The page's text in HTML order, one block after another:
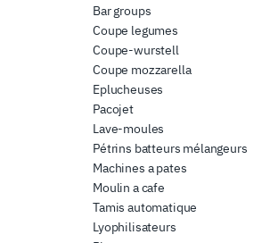
Bar groups
Coupe legumes
Coupe-wurstell
Coupe mozzarella
Eplucheuses
Pacojet
Lave-moules
Pétrins batteurs mélangeurs
Machines a pates
Moulin a cafe
Tamis automatique
Lyophilisateurs